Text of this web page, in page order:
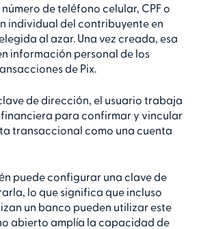
de teléfono celular, CPF o
individual del contribuyente en
al azar. Una vez creada, esa
información personal de los
de Pix.
de dirección, el usuario trabaja
para confirmar y vincular
transaccional como una cuenta
puede configurar una clave de
lo que significa que incluso
un banco pueden utilizar este
abierto amplía la capacidad de